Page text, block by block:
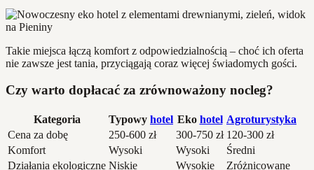
Takie miejsca łączą komfort z odpowiedzialnością – choć ich oferta
nie zawsze jest tania, przyciągają coraz więcej świadomych gości.
Czy warto dopłacać za zrównoważony nocleg?
Kategoria Typowy hotel Eko hotel Agroturystyka
Cena za dobę
250-600 zł 300-750 zł 120-300 zł
Komfort
Wysoki Wysoki
Średni
Działania ekologiczne Niskie Wysokie
Zróżnicowane